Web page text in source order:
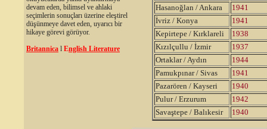
devam eden, bilimsel ve ahlaki
seçimlerin sonuçları üzerine eleştirel
düşünmeye davet eden, uyarıcı bir
hikaye görevi görüyor.
Britannica l English Literature
Hasanoğlan / Ankara
1941
İvriz / Konya
1941
Kepirtepe / Kırklareli
1938
Kızılçullu / İzmir
1937
Ortaklar / Aydın
1944
Pamukpınar / Sivas
1941
Pazarören / Kayseri
1940
Pulur / Erzurum
1942
Savaştepe / Balıkesir
1940